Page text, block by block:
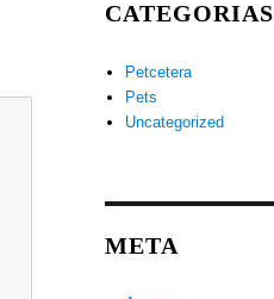
CATEGORIAS
Petcetera
Pets
Uncategorized
META